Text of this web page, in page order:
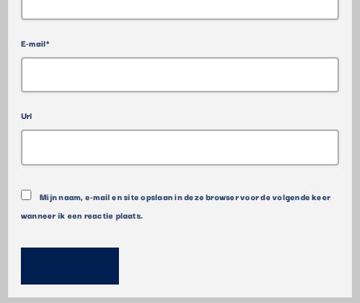
E-mail*
Url
Mijn naam, e-mail en site opslaan in deze browser voor de volgende keer
wanneer ik een reactie plaats.